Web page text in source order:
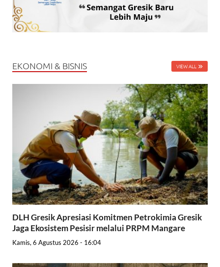
EKONOMI & BISNIS VIEW ALL
DLH Gresik Apresiasi Komitmen Petrokimia Gresik
Jaga Ekosistem Pesisir melalui PRPM Mangare
Kamis, 6 Agustus 2026 - 16:04